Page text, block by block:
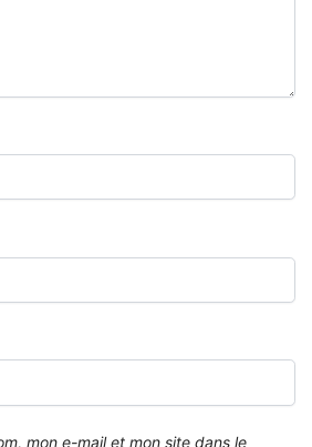
mon e-mail et mon site dans le